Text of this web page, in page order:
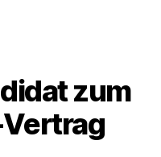
zum